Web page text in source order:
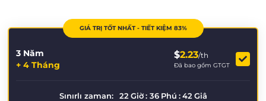
GIÁ TRỊ TỐT NHẤT - TIẾT KIỆM 83%
3 Năm
+ 4 Tháng
$2.23/th
Đã bao gồm GTGT
Sınırlı zaman: 22 Giờ : 36 Phú : 41 Giâ